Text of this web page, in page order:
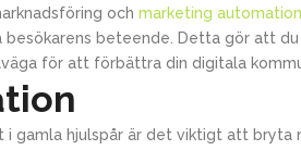
och marketing
besökarens beteende. Detta gör att
för att förbättra din digitala
gamla hjulspår är det viktigt att bryta